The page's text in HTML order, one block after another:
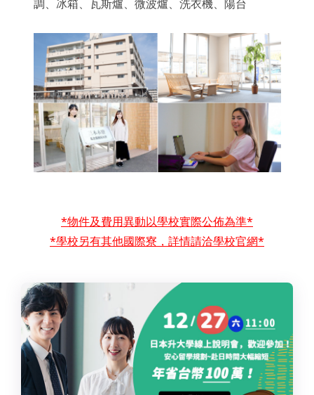
調、冰箱、瓦斯爐、微波爐、洗衣機、陽台
*物件及費用異動以學校實際公佈為準*
*學校另有其他國際寮，詳情請洽學校官網*